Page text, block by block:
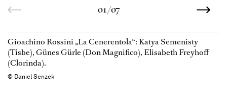
01/07
Gioachino Rossini „La Cenerentola“: Katya Semenisty
(Tisbe), Günes Gürle (Don Magnifico), Elisabeth Freyhoff
(Clorinda).
© Daniel Senzek